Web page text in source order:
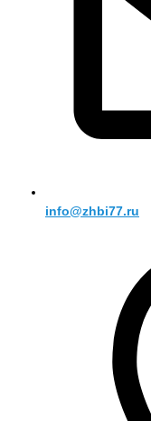
info@zhbi77.ru